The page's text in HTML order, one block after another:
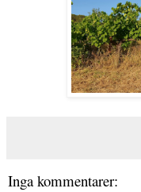
Inga kommentarer: